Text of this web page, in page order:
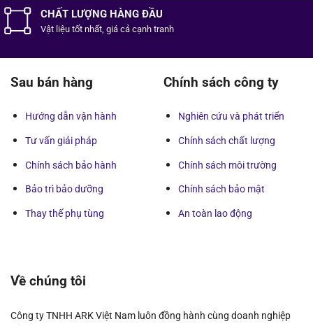
CHẤT LƯỢNG HÀNG ĐẦU
Vật liệu tốtnhất, giá cả cạnh tranh
Sau bán hàng
Hướng dẫn vận hành
Tư vấn giải pháp
Chính sách bảo hành
Bảo trì bảo dưỡng
Thay thế phụ tùng
Chính sách công ty
Nghiên cứu và phát triển
Chính sách chất lượng
Chính sách môi trường
Chính sách bảo mật
An toàn lao động
Về chúng tôi
Công ty TNHH ARK Việt Nam luôn đồng hành cùng doanh nghiệp